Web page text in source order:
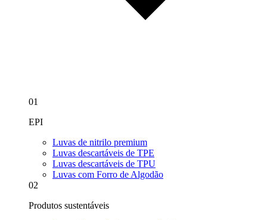
01
EPI
Luvas de nitrilo premium
Luvas descartáveis de TPE
Luvas descartáveis de TPU
Luvas com Forro de Algodão
02
Produtos sustentáveis